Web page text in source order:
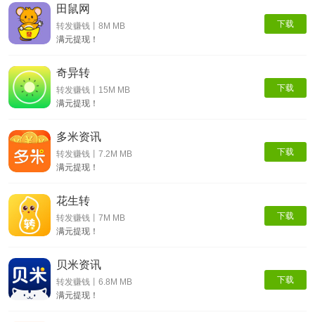
下载
田鼠网
转发赚钱丨8M MB
满元提现！
下载
奇异转
转发赚钱丨15M MB
满元提现！
下载
多米资讯
转发赚钱丨7.2M MB
满元提现！
下载
花生转
转发赚钱丨7M MB
满元提现！
下载
贝米资讯
转发赚钱丨6.8M MB
满元提现！